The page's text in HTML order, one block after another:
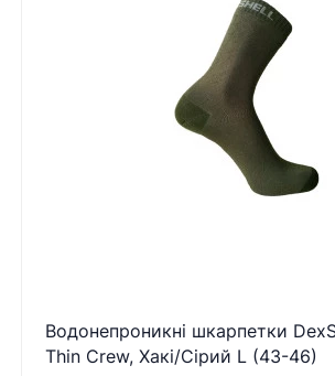
Водонепроникні шкарпетки
Thin Crew, Хакі/Сірий L (43-46)